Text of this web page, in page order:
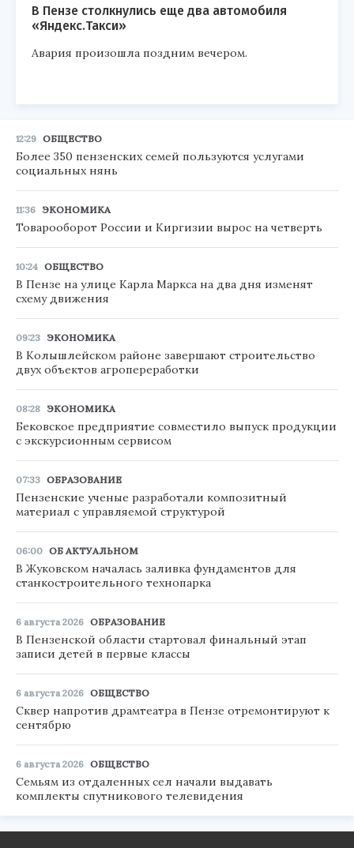
В Пензе столкнулись еще два автомобиля
«Яндекс.Такси»
Авария произошла поздним вечером.
12:29 ОБЩЕСТВО
Более 350 пензенских семей пользуются услугами
социальных нянь
11:36 ЭКОНОМИКА
Товарооборот России и Киргизии вырос на четверть
10:24 ОБЩЕСТВО
В Пензе на улице Карла Маркса на два дня изменят
схему движения
09:23 ЭКОНОМИКА
В Колышлейском районе завершают строительство
двух объектов агропереработки
08:28 ЭКОНОМИКА
Бековское предприятие совместило выпуск продукции
с экскурсионным сервисом
07:33 ОБРАЗОВАНИЕ
Пензенские ученые разработали композитный
материал с управляемой структурой
06:00 ОБ АКТУАЛЬНОМ
В Жуковском началась заливка фундаментов для
станкостроительного технопарка
6 августа 2026 ОБРАЗОВАНИЕ
В Пензенской области стартовал финальный этап
записи детей в первые классы
6 августа 2026 ОБЩЕСТВО
Сквер напротив драмтеатра в Пензе отремонтируют к
сентябрю
6 августа 2026 ОБЩЕСТВО
Семьям из отдаленных сел начали выдавать
комплекты спутникового телевидения